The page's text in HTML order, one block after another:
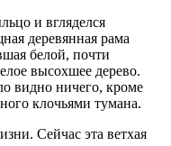
и вгляделся
деревянная рама
белой, почти
высохшее дерево.
видно ничего, кроме
клочьями тумана.
Сейчас эта ветхая